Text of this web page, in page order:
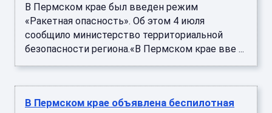
В Пермском крае был введен режим
«Ракетная опасность». Об этом 4 июля
сообщило министерство территориальной
безопасности региона.«В Пермском крае вве ...
В Пермском крае объявлена беспилотная